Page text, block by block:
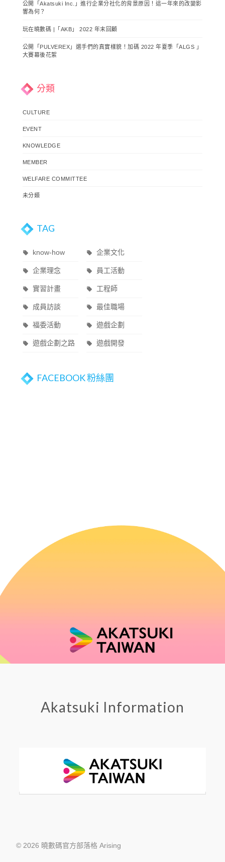
公開「Akatsuki Inc.」進行企業分社化的背景原因！這一年來的改變影
響為何？
玩在曉數碼 |「AKB」 2022 年末回顧
公開「PULVEREX」選手們的真實樣貌！加碼 2022 年夏季「ALGS 」
大賽幕後花絮
分類
CULTURE
EVENT
KNOWLEDGE
MEMBER
WELFARE COMMITTEE
未分類
TAG
know-how 企業文化
企業理念 員工活動
實習計畫 工程師
成員訪談 最佳職場
福委活動 遊戲企劃
遊戲企劃之路 遊戲開發
FACEBOOK 粉絲團
Akatsuki Information
© 2026 曉數碼官方部落格 Arising